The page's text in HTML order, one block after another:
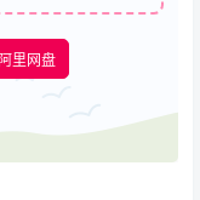
阿里网盘